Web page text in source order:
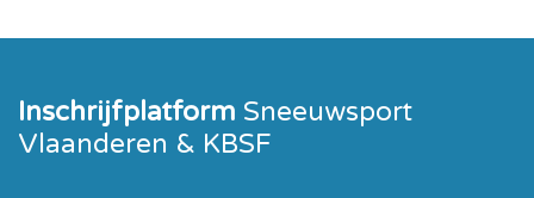
Inschrijfplatform Sneeuwsport
Vlaanderen & KBSF